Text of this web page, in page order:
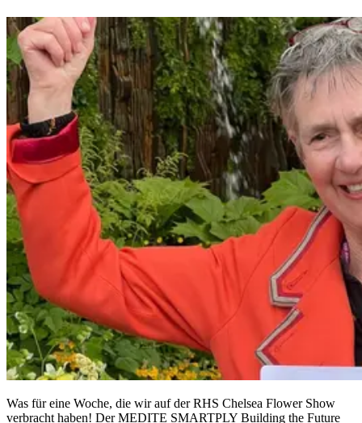
Was für eine Woche, die wir auf der RHS Chelsea Flower Show
verbracht haben! Der MEDITE SMARTPLY Building the Future